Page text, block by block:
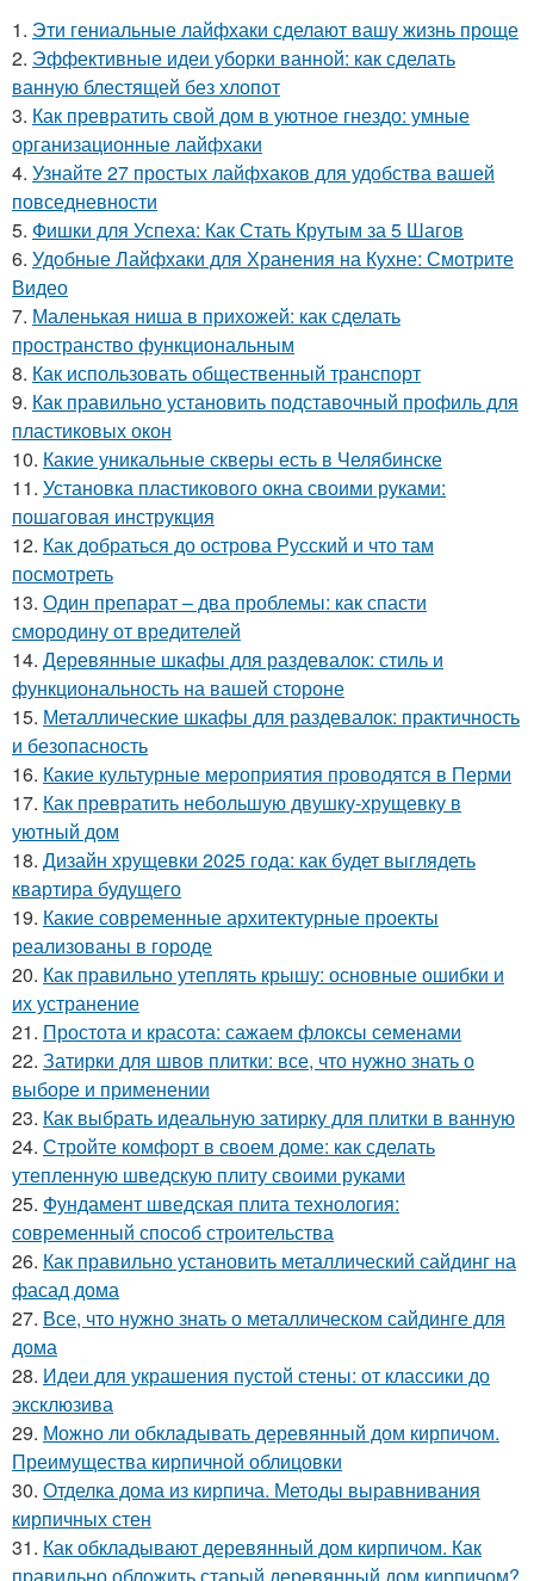
1. Эти гениальные лайфхаки сделают вашу жизнь проще
2. Эффективные идеи уборки ванной: как сделать
ванную блестящей без хлопот
3. Как превратить свой дом в уютное гнездо: умные
организационные лайфхаки
4. Узнайте 27 простых лайфхаков для удобства вашей
повседневности
5. Фишки для Успеха: Как Стать Крутым за 5 Шагов
6. Удобные Лайфхаки для Хранения на Кухне: Смотрите
Видео
7. Маленькая ниша в прихожей: как сделать
пространство функциональным
8. Как использовать общественный транспорт
9. Как правильно установить подставочный профиль для
пластиковых окон
10. Какие уникальные скверы есть в Челябинске
11. Установка пластикового окна своими руками:
пошаговая инструкция
12. Как добраться до острова Русский и что там
посмотреть
13. Один препарат – два проблемы: как спасти
смородину от вредителей
14. Деревянные шкафы для раздевалок: стиль и
функциональность на вашей стороне
15. Металлические шкафы для раздевалок: практичность
и безопасность
16. Какие культурные мероприятия проводятся в Перми
17. Как превратить небольшую двушку-хрущевку в
уютный дом
18. Дизайн хрущевки 2025 года: как будет выглядеть
квартира будущего
19. Какие современные архитектурные проекты
реализованы в городе
20. Как правильно утеплять крышу: основные ошибки и
их устранение
21. Простота и красота: сажаем флоксы семенами
22. Затирки для швов плитки: все, что нужно знать о
выборе и применении
23. Как выбрать идеальную затирку для плитки в ванную
24. Стройте комфорт в своем доме: как сделать
утепленную шведскую плиту своими руками
25. Фундамент шведская плита технология:
современный способ строительства
26. Как правильно установить металлический сайдинг на
фасад дома
27. Все, что нужно знать о металлическом сайдинге для
дома
28. Идеи для украшения пустой стены: от классики до
эксклюзива
29. Можно ли обкладывать деревянный дом кирпичом.
Преимущества кирпичной облицовки
30. Отделка дома из кирпича. Методы выравнивания
кирпичных стен
31. Как обкладывают деревянный дом кирпичом. Как